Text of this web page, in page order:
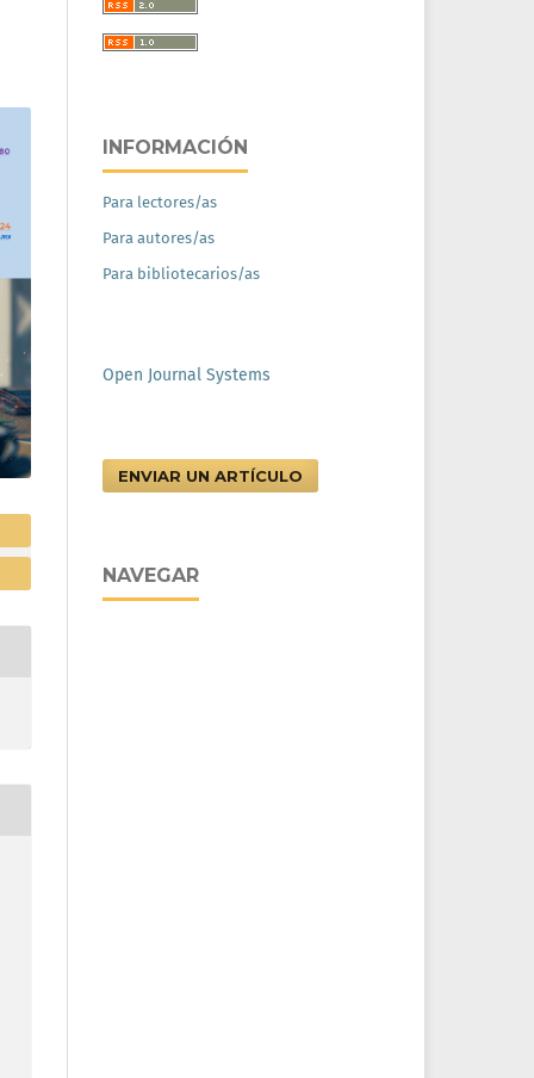
INFORMACIÓN
Para lectores/as
Para autores/as
Para bibliotecarios/as
Open Journal Systems
ENVIAR UN ARTÍCULO
NAVEGAR